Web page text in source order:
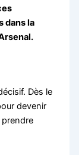
dans la
Dès le
devenir